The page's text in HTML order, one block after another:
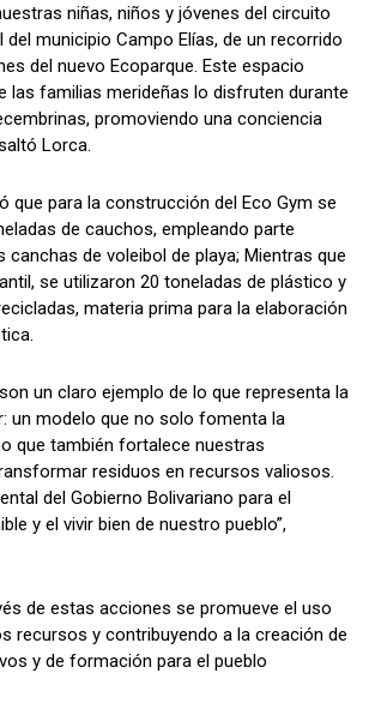
niñas, niños y jóvenes del circuito
del municipio Campo Elías, de un recorrido
del nuevo Ecoparque. Este espacio
las familias merideñas lo disfruten durante
promoviendo una conciencia
Lorca.
que para la construcción del Eco Gym se
de cauchos, empleando parte
canchas de voleibol de playa; Mientras que
se utilizaron 20 toneladas de plástico y
materia prima para la elaboración
un claro ejemplo de lo que representa la
un modelo que no solo fomenta la
que también fortalece nuestras
residuos en recursos valiosos.
del Gobierno Bolivariano para el
y el vivir bien de nuestro pueblo”,
de estas acciones se promueve el uso
recursos y contribuyendo a la creación de
y de formación para el pueblo